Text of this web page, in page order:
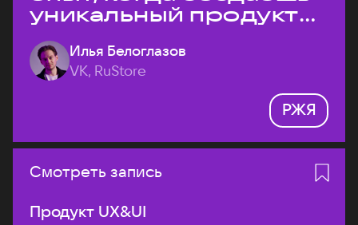
уникальный продукт
на рынке?
Илья Белоглазов
VK, RuStore
РЖЯ
Смотреть запись
Продукт UX&UI